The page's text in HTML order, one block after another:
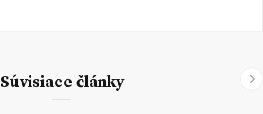
Súvisiace články